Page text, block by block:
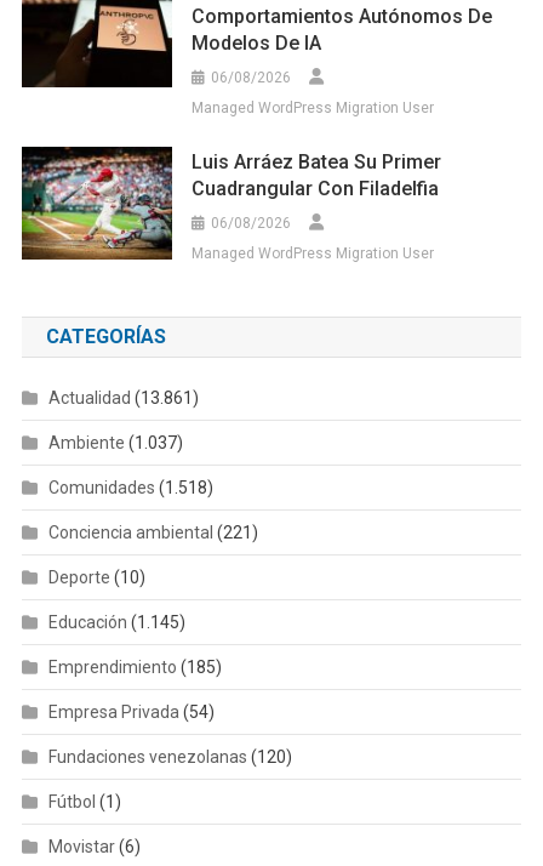
Comportamientos Autónomos De
Modelos De IA
06/08/2026
Managed WordPress Migration User
Luis Arráez Batea Su Primer
Cuadrangular Con Filadelfia
06/08/2026
Managed WordPress Migration User
CATEGORÍAS
Actualidad (13.861)
Ambiente (1.037)
Comunidades (1.518)
Conciencia ambiental (221)
Deporte (10)
Educación (1.145)
Emprendimiento (185)
Empresa Privada (54)
Fundaciones venezolanas (120)
Fútbol (1)
Movistar(6)